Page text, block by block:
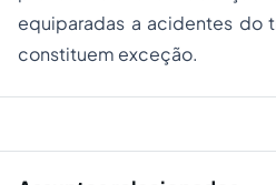
equiparadas a acidentes do
constituem exceção.